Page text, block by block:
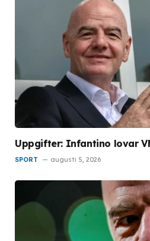
Uppgifter: Infantino lovar
SPORT augusti 5, 2026